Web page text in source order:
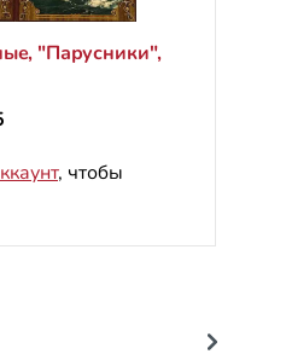
"Парусники",
, чтобы